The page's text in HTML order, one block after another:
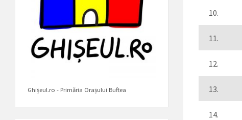
10.
11.
12.
13.
14.
Ghișeul.ro - Primăria Orașului Buftea